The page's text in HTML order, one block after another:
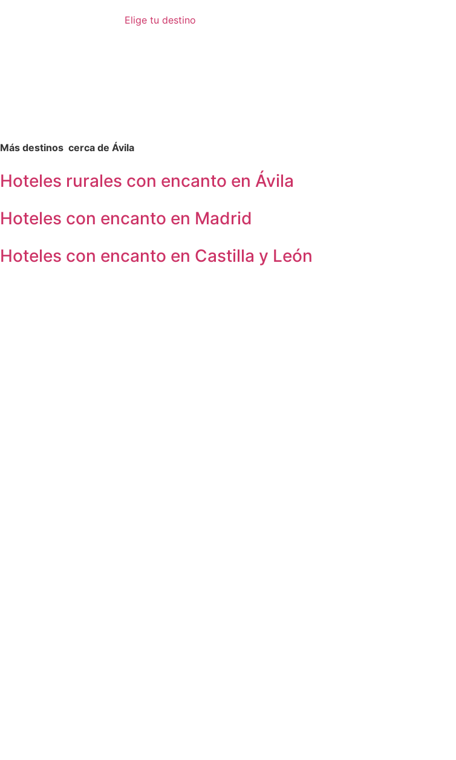
Elige tu destino
Más destinos cerca de Ávila
Hoteles rurales con encanto en Ávila
Hoteles con encanto en Madrid
Hoteles con encanto en Castilla y León